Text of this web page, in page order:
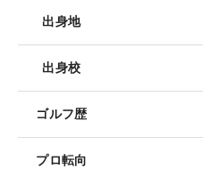
出身地
出身校
ゴルフ歴
プロ転向